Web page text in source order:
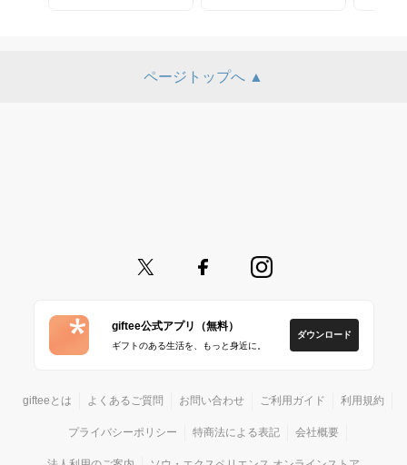
ページトップへ ▲
giftee公式アプリ（無料）
ギフトのある生活を、もっと身近に。
ダウンロード
gifteeとは よくあるご質問 お問い合わせ ご利用ガイド 利用規約
プライバシーポリシー 特商法による表記 会社概要